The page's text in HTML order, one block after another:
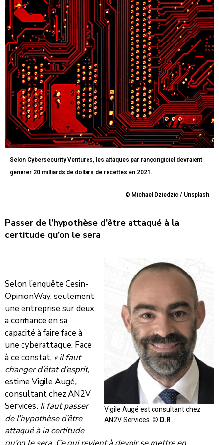
Selon Cybersecurity Ventures, les attaques par rançongiciel devraient
générer 20 milliards de dollars de recettes en 2021.
© Michael Dziedzic / Unsplash
Passer de l’hypothèse d’être attaqué à la
certitude qu’on le sera
Vigile Augé est consultant chez
AN2V Services. © D.R
Selon l’enquête Cesin-
OpinionWay, seulement
une entreprise sur deux
a confiance en sa
capacité à faire face à
une cyberattaque. Face
à ce constat, « il faut
changer d’état d’esprit,
estime Vigile Augé,
consultant chez AN2V
Services. Il faut passer
de l’hypothèse d’être
attaqué à la certitude
qu’on le sera. Ce qui revient à devoir se mettre en